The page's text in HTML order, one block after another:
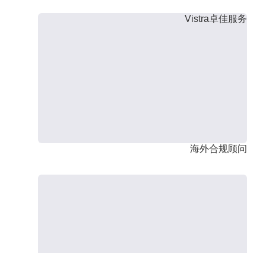
Vistra卓佳服务
海外合规顾问